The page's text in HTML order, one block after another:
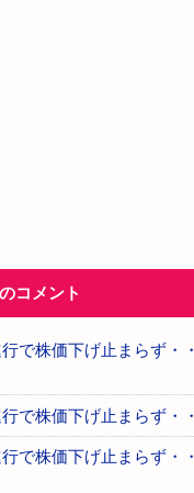
コメント
で株価下げ止まらず・・
で株価下げ止まらず・・
で株価下げ止まらず・・